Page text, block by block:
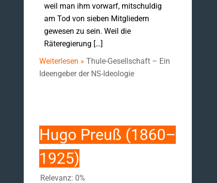
weil man ihm vorwarf, mitschuldig
am Tod von sieben Mitgliedern
gewesen zu sein. Weil die
Räteregierung […]
Weiterlesen » Thule-Gesellschaft – Ein
Ideengeber der NS-Ideologie
Hugo Preuß (1860–
1925)
Relevanz: 0%